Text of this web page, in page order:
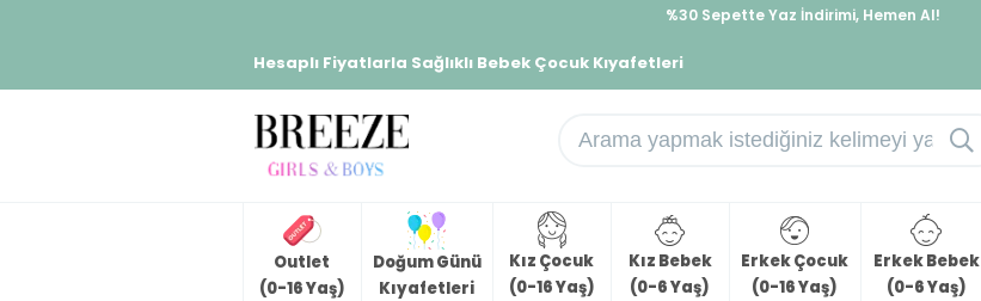
%30 Sepette Yaz İndirimi, Hemen Al!
Hesaplı Fiyatlarla Sağlıklı Bebek Çocuk Kıyafetleri
Outlet
(0-16 Yaş)
Doğum Günü
Kıyafetleri
Kız Çocuk
(0-16 Yaş)
Kız Bebek
(0-6 Yaş)
Erkek Çocuk
(0-16 Yaş)
Erkek Bebek
(0-6 Yaş)